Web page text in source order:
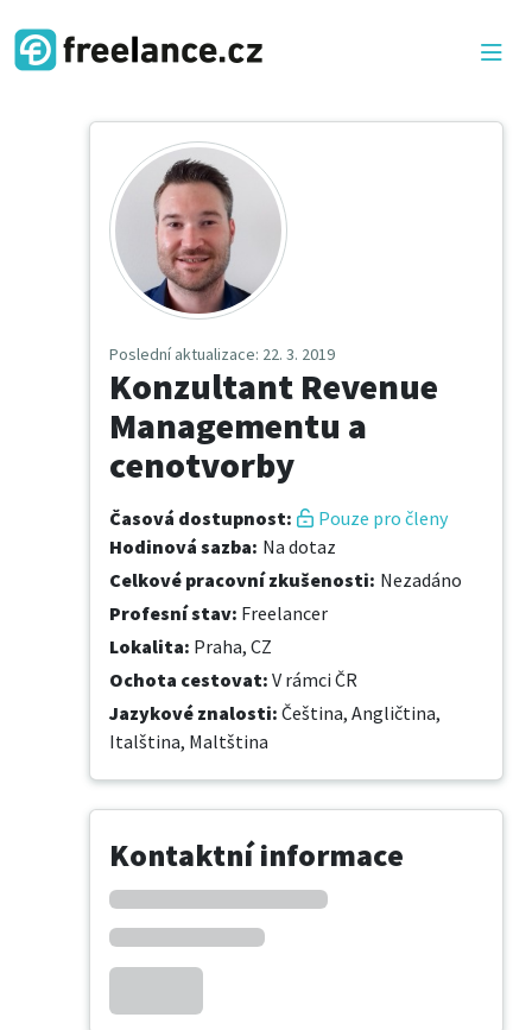
Poslední aktualizace: 22. 3. 2019
Konzultant Revenue
Managementu a
cenotvorby
Časová dostupnost:
Pouze pro členy
Hodinová sazba: Na dotaz
Celkové pracovní zkušenosti: Nezadáno
Profesní stav: Freelancer
Lokalita: Praha, CZ
Ochota cestovat: V rámci ČR
Jazykové znalosti: Čeština, Angličtina,
Italština, Maltština
Kontaktní informace